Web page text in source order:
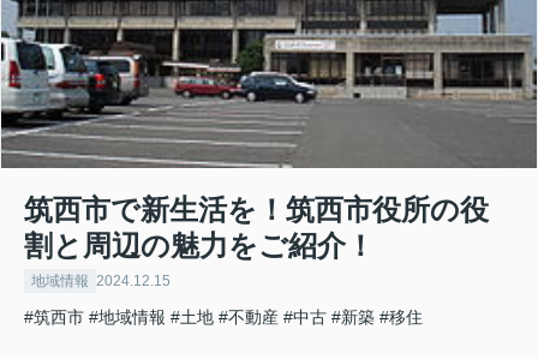
筑西市で新生活を！筑西市役所の役
割と周辺の魅力をご紹介！
地域情報 2024.12.15
#筑西市 #地域情報 #土地 #不動産 #中古 #新築 #移住